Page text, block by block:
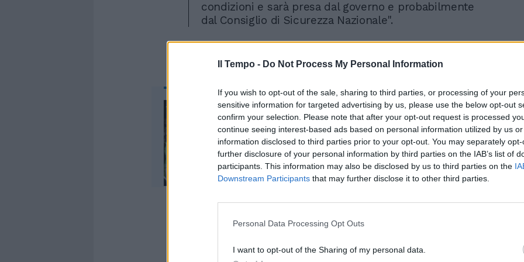
Il Tempo - Do Not Process My Personal Information
If you wish to opt-out of the sale, sharing to third parties, or processing of your
sensitive information for targeted advertising by us, please use the below opt-out
confirm your selection. Please note that after your opt-out request is processed
continue seeing interest-based ads based on personal information utilized by us
information disclosed to third parties prior to your opt-out. You may separately
further disclosure of your personal information by third parties on the IAB’s list of
participants. This information may also be disclosed by us to third parties on the
Downstream Participants that may further disclose it to other third parties.
Personal Data Processing Opt Outs
I want to opt-out of the Sharing of my personal data.
condizioni e sarà presa dal governo e probabilmente
dal Consiglio di Sicurezza Nazionale".
Mondiali 2026, nazionale
iraniana: "Pronti a
partecipare"
A commentare l'ipotesi ripescaggio per l'Italia è stata